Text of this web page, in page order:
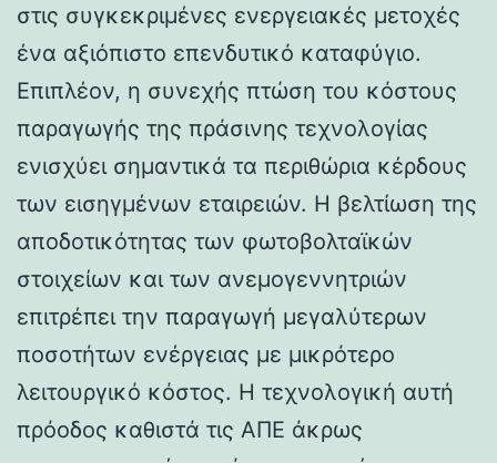
στις συγκεκριμένες ενεργειακές μετοχές
ένα αξιόπιστο επενδυτικό καταφύγιο.
Επιπλέον, η συνεχής πτώση του κόστους
παραγωγής της πράσινης τεχνολογίας
ενισχύει σημαντικά τα περιθώρια κέρδους
των εισηγμένων εταιρειών. Η βελτίωση της
αποδοτικότητας των φωτοβολταϊκών
στοιχείων και των ανεμογεννητριών
επιτρέπει την παραγωγή μεγαλύτερων
ποσοτήτων ενέργειας με μικρότερο
λειτουργικό κόστος. Η τεχνολογική αυτή
πρόοδος καθιστά τις ΑΠΕ άκρως